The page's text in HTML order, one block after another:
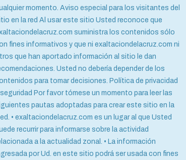
momento. Aviso especial para los visitantes del
la red Al usar este sitio Usted reconoce que
suministra los contenidos sólo
fines informativos y que ni exaltaciondelacruz.com ni
que han aportado información al sitio le dan
Usted no debería depender de los
para tomar decisiones. Política de privacidad
Por favor tómese un momento para leer las
pautas adoptadas para crear este sitio en la
es un lugar al que Usted
recurrir para informarse sobre la actividad
a la actualidad zonal. • La información
por Ud. en este sitio podrá ser usada con fines